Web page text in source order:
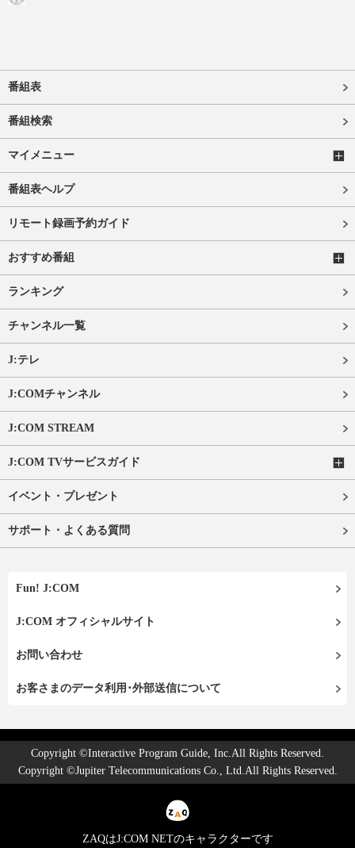
番組表
番組検索
マイメニュー
番組表ヘルプ
リモート録画予約ガイド
おすすめ番組
ランキング
チャンネル一覧
J:テレ
J:COMチャンネル
J:COM STREAM
J:COM TVサービスガイド
イベント・プレゼント
サポート・よくある質問
Fun! J:COM
J:COM オフィシャルサイト
お問い合わせ
お客さまのデータ利用･外部送信について
Copyright ©Interactive Program Guide, Inc.All Rights Reserved.
Copyright ©Jupiter Telecommunications Co., Ltd.All Rights Reserved.
ZAQはJ:COM NETのキャラクターです